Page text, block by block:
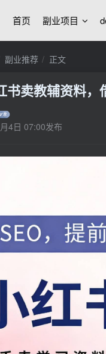
首页 副业项目
副业推荐 正文
书卖教辅资料
4日 07:00发布